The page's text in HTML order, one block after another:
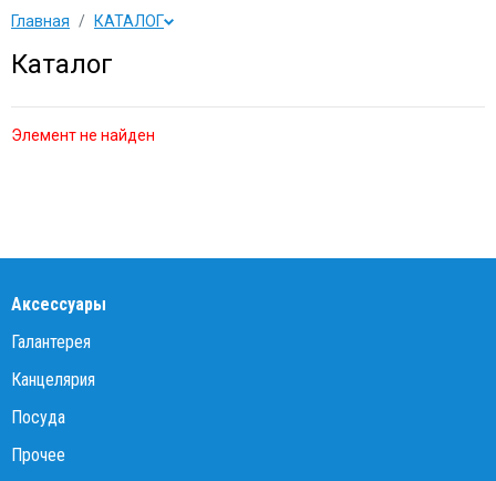
Главная КАТАЛОГ
Каталог
Элемент не найден
Аксессуары
Галантерея
Канцелярия
Посуда
Прочее